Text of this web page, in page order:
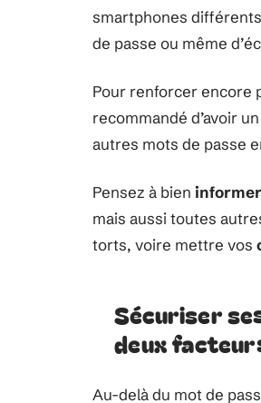
smartphones
de passe ou même
Pour renforcer encore
recommandé d’avoir un
autres mots de passe
Pensez à bien
mais aussi toutes
torts, voire mettre vos
Sécuriser
deux
Au-delà du mot de